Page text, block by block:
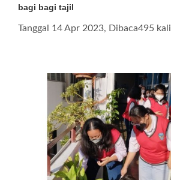
bagi bagi tajil
Tanggal 14 Apr 2023, Dibaca495 kali